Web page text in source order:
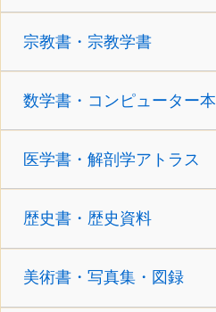
宗教書・宗教学書
数学書・コンピューター本
医学書・解剖学アトラス
歴史書・歴史資料
美術書・写真集・図録